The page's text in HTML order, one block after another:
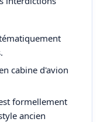
cabine d'avion
formellement
ancien